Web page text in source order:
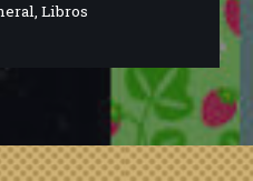
, Libros